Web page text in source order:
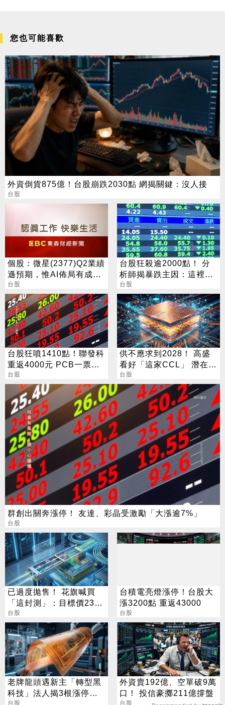
您也可能喜歡
外資倒貨875億！台股崩跌2030點 網揭關鍵：沒人接
台股
個股：微星(2377)Q2業績
遜預期，惟AI佈局有成股
價震盪走多，週一大拉尾
盤
台股
台股狂殺逾2000點！ 分
析師揭暴跌主因：這裡才
是真正買點
台股
台股狂噴1410點！聯發科
重返4000元 PCB一票攻
漲停
台股
供不應求到2028！ 高盛
看好「這家CCL」 潛在漲
幅171%
台股
群創出關奔漲停！ 友達、彩晶受激勵「大漲逾7%」
台股
已過度拋售！ 花旗喊買
「這封測」：目標價230
元
台股
台積電亮燈漲停！台股大
漲3200點 重返43000
台股
老牌龍頭遇新主「轉型黑
科技」法人揭3根漲停背
台股
外資賣192億、空單破9萬
口！ 投信豪擲211億撐盤
台股